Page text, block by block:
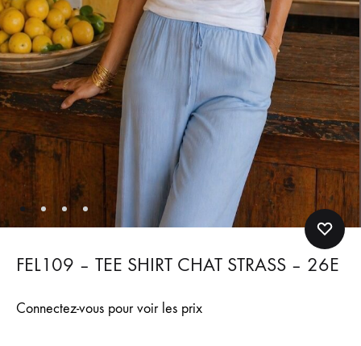
FEL109 – TEE SHIRT CHAT STRASS – 26E
Connectez-vous pour voir les prix